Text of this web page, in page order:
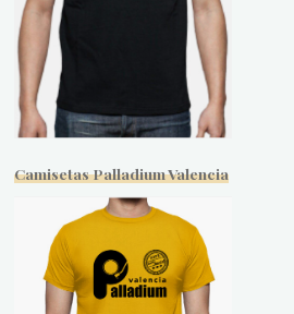
Camisetas Palladium Valencia